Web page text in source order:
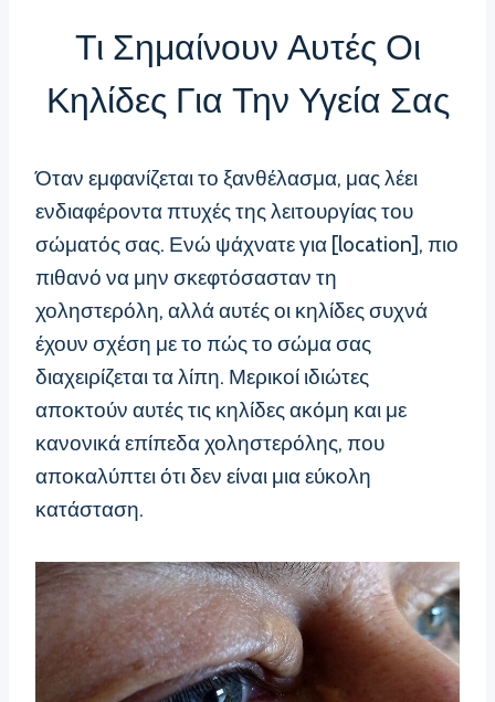
Τι Σημαίνουν Αυτές Οι
Κηλίδες Για Την Υγεία Σας
Όταν εμφανίζεται το ξανθέλασμα, μας λέει
ενδιαφέροντα πτυχές της λειτουργίας του
σώματός σας. Ενώ ψάχνατε για [location], πιο
πιθανό να μην σκεφτόσασταν τη
χοληστερόλη, αλλά αυτές οι κηλίδες συχνά
έχουν σχέση με το πώς το σώμα σας
διαχειρίζεται τα λίπη. Μερικοί ιδιώτες
αποκτούν αυτές τις κηλίδες ακόμη και με
κανονικά επίπεδα χοληστερόλης, που
αποκαλύπτει ότι δεν είναι μια εύκολη
κατάσταση.